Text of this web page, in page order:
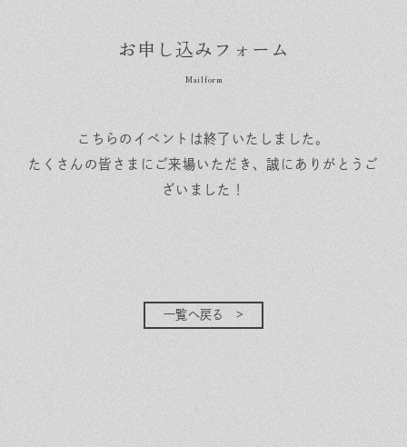
お申し込みフォーム
こちらのイベントは終了いたしました。
たくさんの皆さまにご来場いただき、誠にありがとうご
ざいました！
一覧へ戻る